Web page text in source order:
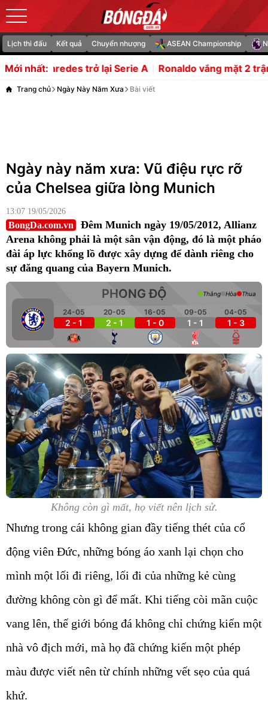
Lịch thi đấu Kết quả Chuyển nhượng ASEAN Championship
Mới nhất:
trở lại Serie A Ronaldo vắng mặt 2 trận đầu mùa của
Trang chủ Ngày Này Năm Xưa Bài viết
Ngày này năm xưa: Vũ điệu rực rỡ
của Chelsea giữa lòng Munich
13:07 19/05/2026
BongDa.com.vn
Đêm Munich ngày 19/05/2012, Allianz
Arena không phải là một sân vận động, đó là một pháo
đài áp lực khổng lồ được xây dựng để dành riêng cho
sự đăng quang của Bayern Munich.
PHONG ĐỘ
24-05
2 - 1
20-05
2 - 1
16-05
1 - 0
09-05
1 - 1
04-05
1 - 3
Thắng Hòa Thua
Không còn gì mất, họ viết nên lịch sử.
Nhưng trong cái không gian đầy tiếng thét của cổ
động viên Đức, những bóng áo xanh lại chọn cho
mình một lối đi riêng, lối đi của những kẻ cùng
đường không còn gì để mất. Khi tiếng còi mãn cuộc
vang lên, thế giới bóng đá không chỉ chứng kiến một
nhà vô địch mới, mà họ đã chứng kiến một phép
màu được viết nên từ chính những vết sẹo của quá
khứ.